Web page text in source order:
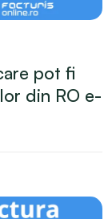
pot fi
din RO e-